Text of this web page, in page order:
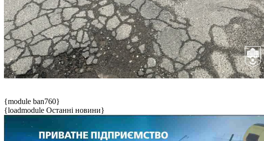
{module ban760}
{loadmodule Останні новини}